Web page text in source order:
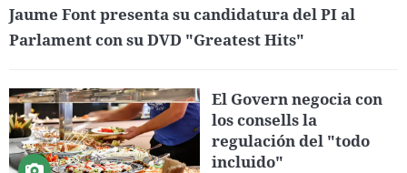
Jaume Font presenta su candidatura del PI al
Parlament con su DVD "Greatest Hits"
El Govern negocia con
los consells la
regulación del "todo
incluido"